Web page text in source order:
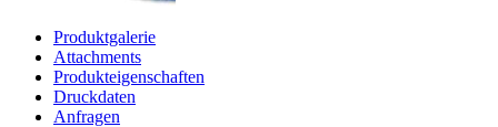
Produktgalerie
Attachments
Produkteigenschaften
Druckdaten
Anfragen